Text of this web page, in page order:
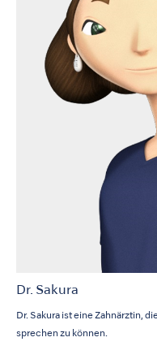
Dr. Sakura
Dr. Sakura ist eine Zahnärztin,
sprechen zu können.